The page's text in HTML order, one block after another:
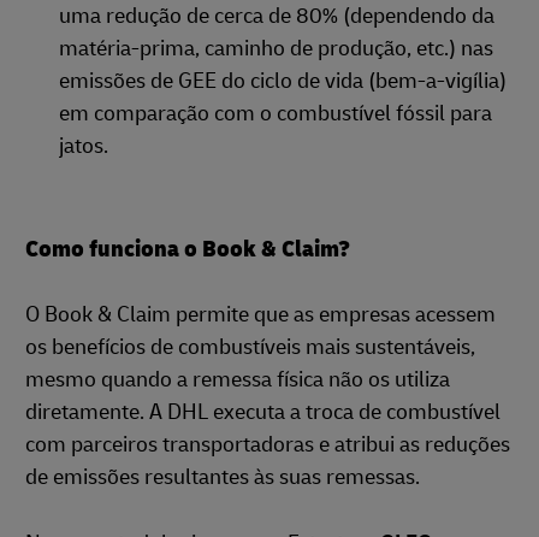
uma redução de cerca de 80% (dependendo da
matéria-prima, caminho de produção, etc.) nas
emissões de GEE do ciclo de vida (bem-a-vigília)
em comparação com o combustível fóssil para
jatos.
Como funciona o Book & Claim?
O Book & Claim permite que as empresas acessem
os benefícios de combustíveis mais sustentáveis,
mesmo quando a remessa física não os utiliza
diretamente. A DHL executa a troca de combustível
com parceiros transportadoras e atribui as reduções
de emissões resultantes às suas remessas.